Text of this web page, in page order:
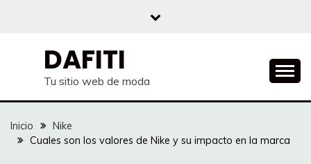
DAFITI
Tu sitio web de moda
Inicio
Nike
Cuales son los valores de Nike y su impacto en la marca